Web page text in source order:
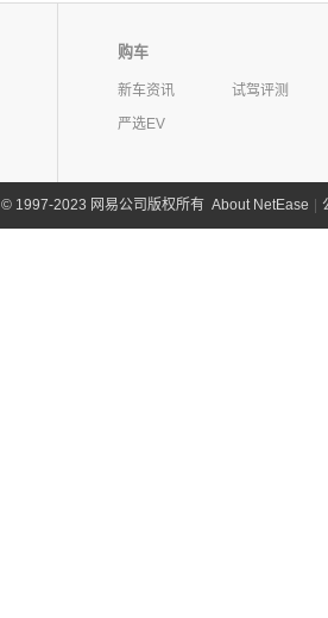
购车
新车资讯
试驾评测
严选EV
©1997-2023 网易公司版权所有 About NetEase